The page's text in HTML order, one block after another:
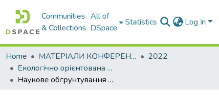
Communities
& Collections
All of
DSpace
Statistics Log In
Home МАТЕРІАЛИ КОНФЕРЕНЦІЙ
2022
Екологічно орієнтована вища освіта. Методологія та практика – 2022
Наукове обгрунтування рівня екологічної безпеки питної води населення міста Умань